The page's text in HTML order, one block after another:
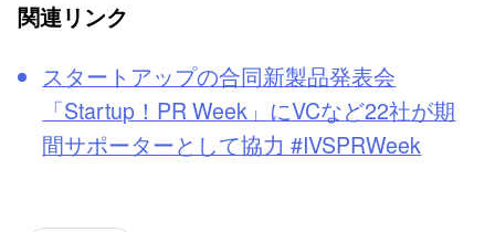
関連リンク
スタートアップの合同新製品発表会
「Startup！PR Week」にVCなど22社が期
間サポーターとして協力 #IVSPRWeek